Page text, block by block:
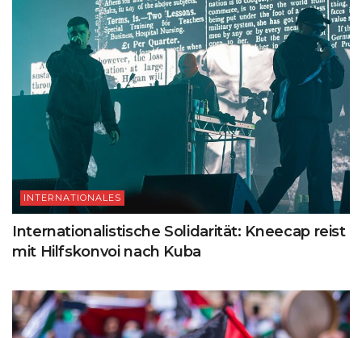
INTERNATIONALES
Internationalistische Solidarität: Kneecap reist
mit Hilfskonvoi nach Kuba